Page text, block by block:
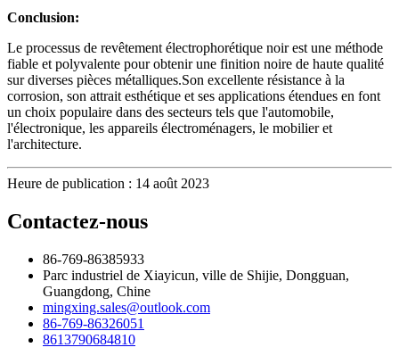
Conclusion:
Le processus de revêtement électrophorétique noir est une méthode
fiable et polyvalente pour obtenir une finition noire de haute qualité
sur diverses pièces métalliques.Son excellente résistance à la
corrosion, son attrait esthétique et ses applications étendues en font
un choix populaire dans des secteurs tels que l'automobile,
l'électronique, les appareils électroménagers, le mobilier et
l'architecture.
Heure de publication : 14 août 2023
Contactez-nous
86-769-86385933
Parc industriel de Xiayicun, ville de Shijie, Dongguan,
Guangdong, Chine
mingxing.sales@outlook.com
86-769-86326051
8613790684810